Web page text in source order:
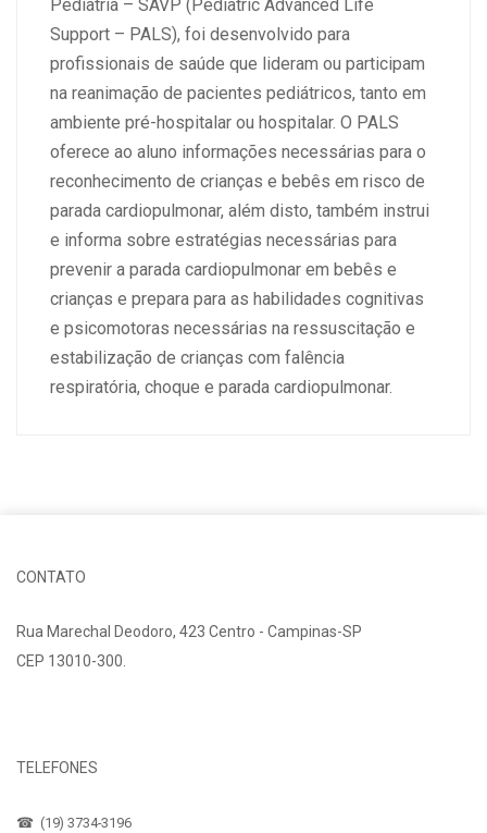
Pediatria – SAVP (Pediatric Advanced Life
Support – PALS), foi desenvolvido para
profissionais de saúde que lideram ou participam
na reanimação de pacientes pediátricos, tanto em
ambiente pré-hospitalar ou hospitalar. O PALS
oferece ao aluno informações necessárias para o
reconhecimento de crianças e bebês em risco de
parada cardiopulmonar, além disto, também instrui
e informa sobre estratégias necessárias para
prevenir a parada cardiopulmonar em bebês e
crianças e prepara para as habilidades cognitivas
e psicomotoras necessárias na ressuscitação e
estabilização de crianças com falência
respiratória, choque e parada cardiopulmonar.
CONTATO
Rua Marechal Deodoro, 423 Centro - Campinas-SP
CEP 13010-300.
TELEFONES
☎ (19) 3734-3196